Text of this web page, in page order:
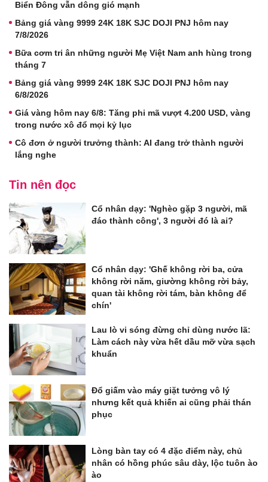
Biển Đông vẫn dông gió mạnh
Bảng giá vàng 9999 24K 18K SJC DOJI PNJ hôm nay
7/8/2026
Bữa cơm tri ân những người Mẹ Việt Nam anh hùng trong
tháng 7
Bảng giá vàng 9999 24K 18K SJC DOJI PNJ hôm nay
6/8/2026
Giá vàng hôm nay 6/8: Tăng phi mã vượt 4.200 USD, vàng
trong nước xô đổ mọi kỷ lục
Cô đơn ở người trưởng thành: AI đang trở thành người
lắng nghe
Tin nên đọc
Cổ nhân dạy: 'Nghèo gặp 3 người, mã
đáo thành công', 3 người đó là ai?
Cổ nhân dạy: 'Ghế không rời ba, cửa
không rời năm, giường không rời bảy,
quan tài không rời tám, bàn không để
chín'
Lau lò vi sóng đừng chỉ dùng nước lã:
Làm cách này vừa hết dầu mỡ vừa sạch
khuẩn
Đổ giấm vào máy giặt tưởng vô lý
nhưng kết quả khiến ai cũng phải thán
phục
Lòng bàn tay có 4 đặc điểm này, chủ
nhân có hồng phúc sâu dày, lộc tuôn ào
ào